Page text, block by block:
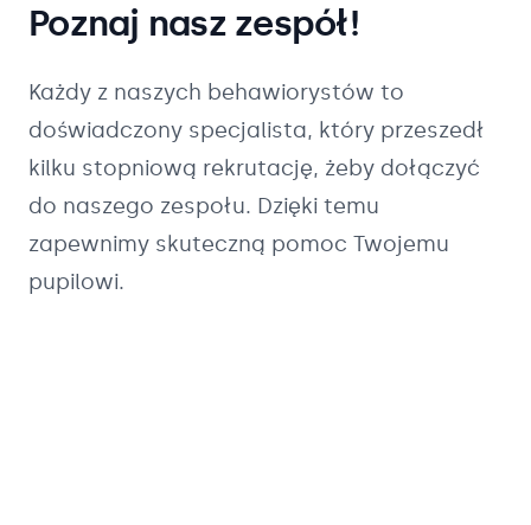
Poznaj nasz zespół!
Każdy z naszych behawiorystów to
doświadczony specjalista, który przeszedł
kilku stopniową rekrutację, żeby dołączyć
do naszego zespołu. Dzięki temu
zapewnimy skuteczną pomoc Twojemu
pupilowi.